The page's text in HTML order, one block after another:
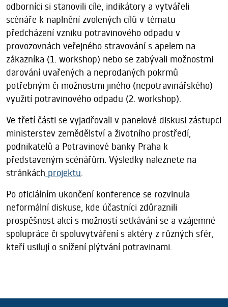
odborníci si stanovili cíle, indikátory a vytvářeli
scénáře k naplnění zvolených cílů v tématu
předcházení vzniku potravinového odpadu v
provozovnách veřejného stravování s apelem na
zákazníka (1. workshop) nebo se zabývali možnostmi
darování uvařených a neprodaných pokrmů
potřebným či možnostmi jiného (nepotravinářského)
využití potravinového odpadu (2. workshop).
Ve třetí části se vyjadřovali v panelové diskusi zástupci
ministerstev zemědělství a životního prostředí,
podnikatelů a Potravinové banky Praha k
představeným scénářům. Výsledky naleznete na
stránkách projektu.
Po oficiálním ukončení konference se rozvinula
neformální diskuse, kde účastníci zdůraznili
prospěšnost akcí s možností setkávání se a vzájemné
spolupráce či spoluvytváření s aktéry z různých sfér,
kteří usilují o snížení plýtvání potravinami.